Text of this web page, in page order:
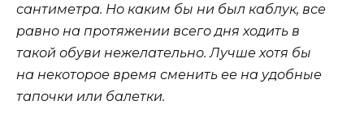
сантиметра. Но каким бы ни был каблук, все
равно на протяжении всего дня ходить в
такой обуви нежелательно. Лучше хотя бы
на некоторое время сменить ее на удобные
тапочки или балетки.